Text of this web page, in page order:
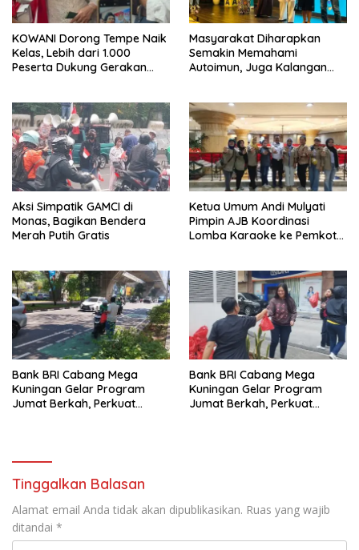
KOWANI Dorong Tempe Naik
Kelas, Lebih dari 1.000
Peserta Dukung Gerakan
Masyarakat Diharapkan
Semakin Memahami
Autoimun, Juga Kalangan
Aksi Simpatik GAMCI di
Monas, Bagikan Bendera
Merah Putih Gratis
Ketua Umum Andi Mulyati
Pimpin AJB Koordinasi
Lomba Karaoke ke Pemkot
Bank BRI Cabang Mega
Kuningan Gelar Program
Jumat Berkah, Perkuat
Bank BRI Cabang Mega
Kuningan Gelar Program
Jumat Berkah, Perkuat
Tinggalkan Balasan
Alamat email Anda tidak akan dipublikasikan. Ruas yang wajib
ditandai *